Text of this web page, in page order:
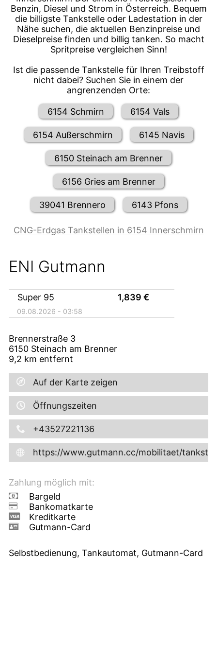
Benzin, Diesel und Strom in Österreich. Bequem
die billigste Tankstelle oder Ladestation in der
Nähe suchen, die aktuellen Benzinpreise und
Dieselpreise finden und billig tanken. So macht
Spritpreise vergleichen Sinn!
Ist die passende Tankstelle für Ihren Treibstoff
nicht dabei? Suchen Sie in einem der
angrenzenden Orte:
6154 Schmirn 6154 Vals
6154 Außerschmirn 6145 Navis
6150 Steinach am Brenner
6156 Gries am Brenner
39041 Brennero 6143 Pfons
CNG-Erdgas Tankstellen in 6154 Innerschmirn
ENI Gutmann
Super 95 1,839 €
09.08.2026 - 03:58
Brennerstraße 3
6150 Steinach am Brenner
9,2 km entfernt
Auf der Karte zeigen
Öffnungszeiten
+43527221136
https://www.gutmann.cc/mobilitaet/
Zahlung möglich mit:
Bargeld
Bankomatkarte
Kreditkarte
Gutmann-Card
Selbstbedienung, Tankautomat, Gutmann-Card